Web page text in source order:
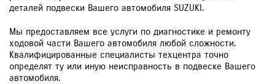
деталей подвески Вашего автомобиля SUZUKI.
Мы предоставляем все услуги по диагностике и ремонту
ходовой части Вашего автомобиля любой сложности.
Квалифицированные специалисты техцентра точно
определят ту или иную неисправность в подвеске Вашего
автомобиля.